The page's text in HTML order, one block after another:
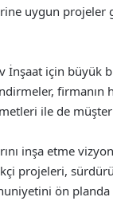
uygun projeler
için büyük
firmanın
ile de
inşa etme
projeleri,
ön